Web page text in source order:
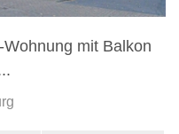
mit Balkon